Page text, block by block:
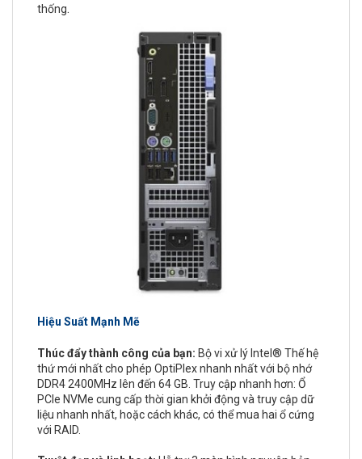
thống.
Hiệu Suất Mạnh Mẽ
Thúc đẩy thành công của bạn: Bộ vi xử lý Intel® Thế hệ
thứ mới nhất cho phép OptiPlex nhanh nhất với bộ nhớ
DDR4 2400MHz lên đến 64 GB. Truy cập nhanh hơn: Ổ
PCIe NVMe cung cấp thời gian khởi động và truy cập dữ
liệu nhanh nhất, hoặc cách khác, có thể mua hai ổ cứng
với RAID.